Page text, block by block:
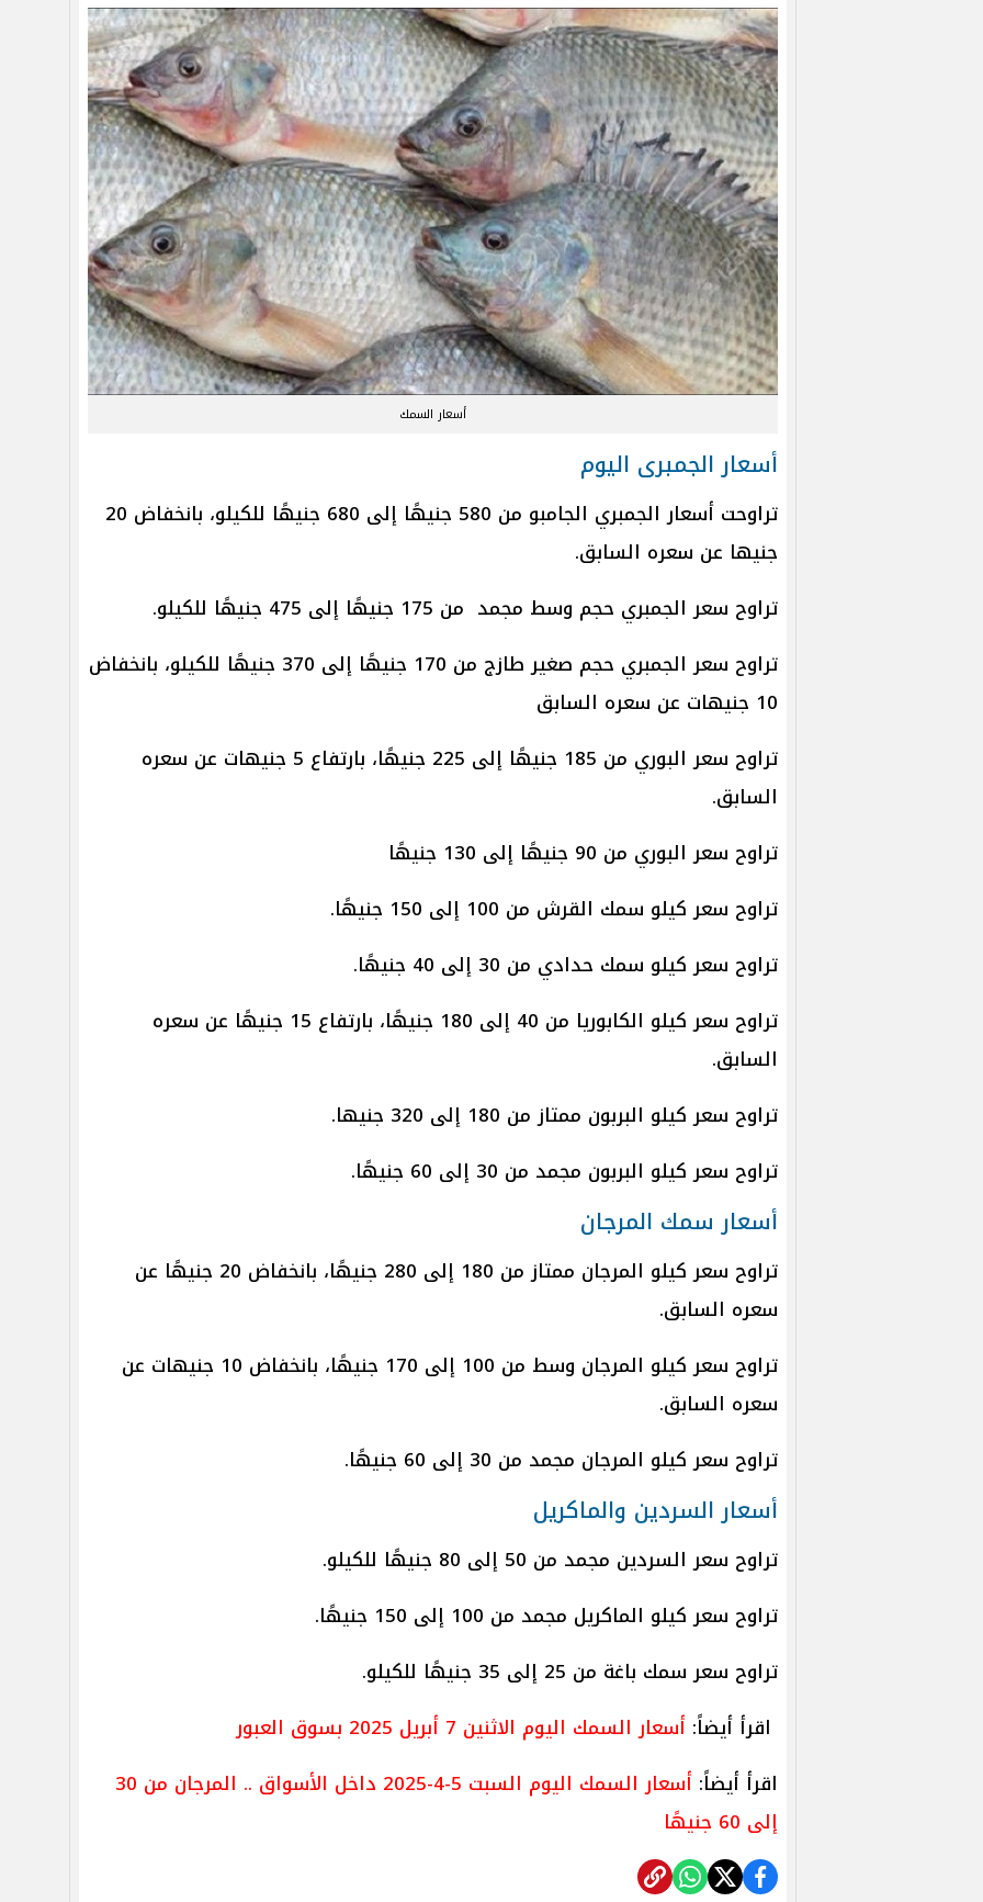
أسعار السمك
أسعار الجمبرى اليوم
تراوحت أسعار الجمبري الجامبو من 580 جنيهًا إلى 680 جنيهًا للكيلو، بانخفاض 20
جنيها عن سعره السابق.
تراوح سعر الجمبري حجم وسط مجمد من 175 جنيهًا إلى 475 جنيهًا للكيلو.
تراوح سعر الجمبري حجم صغير طازج من 170 جنيهًا إلى 370 جنيهًا للكيلو، بانخفاض
10 جنيهات عن سعره السابق
تراوح سعر البوري من 185 جنيهًا إلى 225 جنيهًا، بارتفاع 5 جنيهات عن سعره
السابق.
تراوح سعر البوري من 90 جنيهًا إلى 130 جنيهًا
تراوح سعر كيلو سمك القرش من 100 إلى 150 جنيهًا.
تراوح سعر كيلو سمك حدادي من 30 إلى 40 جنيهًا.
تراوح سعر كيلو الكابوريا من 40 إلى 180 جنيهًا، بارتفاع 15 جنيهًا عن سعره
السابق.
تراوح سعر كيلو البربون ممتاز من 180 إلى 320 جنيها.
تراوح سعر كيلو البربون مجمد من 30 إلى 60 جنيهًا.
أسعار سمك المرجان
تراوح سعر كيلو المرجان ممتاز من 180 إلى 280 جنيهًا، بانخفاض 20 جنيهًا عن
سعره السابق.
تراوح سعر كيلو المرجان وسط من 100 إلى 170 جنيهًا، بانخفاض 10 جنيهات عن
سعره السابق.
تراوح سعر كيلو المرجان مجمد من 30 إلى 60 جنيهًا.
أسعار السردين والماكريل
تراوح سعر السردين مجمد من 50 إلى 80 جنيهًا للكيلو.
تراوح سعر كيلو الماكريل مجمد من 100 إلى 150 جنيهًا.
تراوح سعر سمك باغة من 25 إلى 35 جنيهًا للكيلو.
اقرأ أيضاً: أسعار السمك اليوم الاثنين 7 أبريل 2025 بسوق العبور
اقرأ أيضاً:
أسعار السمك اليوم السبت 5-4-2025 داخل الأسواق .. المرجان من 30
إلى 60 جنيهًا